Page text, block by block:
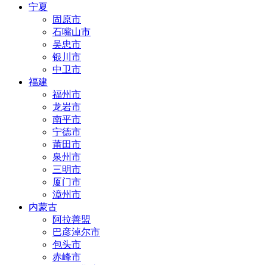
宁夏
固原市
石嘴山市
吴忠市
银川市
中卫市
福建
福州市
龙岩市
南平市
宁德市
莆田市
泉州市
三明市
厦门市
漳州市
内蒙古
阿拉善盟
巴彦淖尔市
包头市
赤峰市